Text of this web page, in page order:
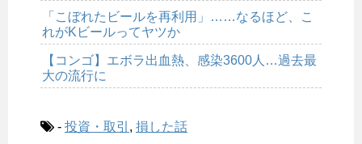
「こぼれたビールを再利用」……なるほど、こ
れがKビールってヤツか
【コンゴ】エボラ出血熱、感染3600人…過去最
大の流行に
- 投資・取引 , 損した話